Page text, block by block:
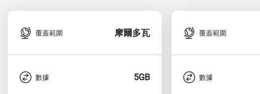
覆蓋範圍 摩爾多瓦
數據 5GB
覆蓋範圍
數據